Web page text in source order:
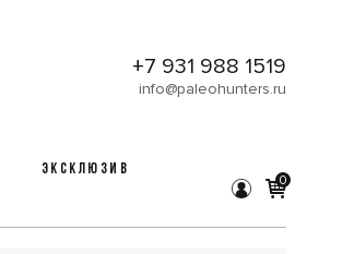
+7 931 988 1519
info@paleohunters.ru
ЭКСКЛЮЗИВ
0